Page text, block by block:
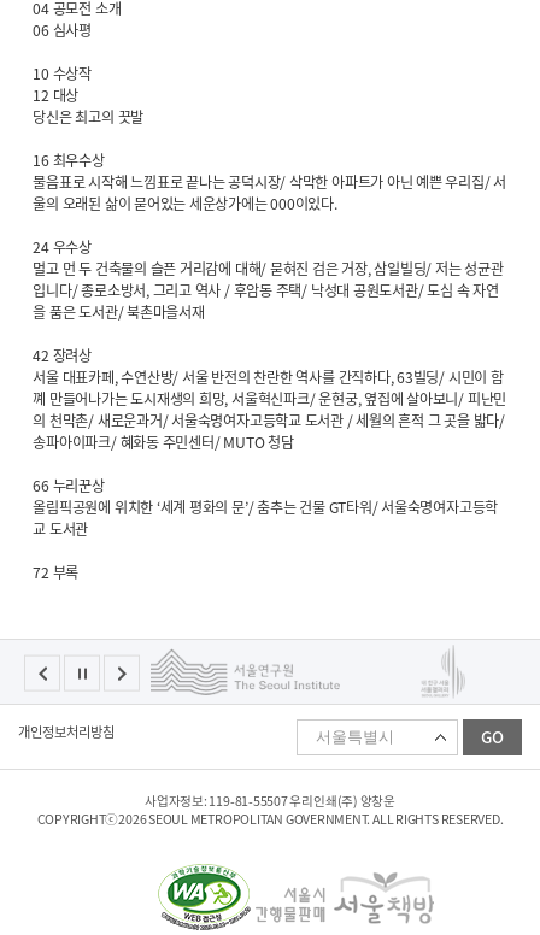
04 공모전 소개
06 심사평
10 수상작
12 대상
당신은 최고의 끗발
16 최우수상
물음표로 시작해 느낌표로 끝나는 공덕시장/ 삭막한 아파트가 아닌 예쁜 우리집/ 서
울의 오래된 삶이 묻어있는 세운상가에는 000이있다.
24 우수상
멀고 먼 두 건축물의 슬픈 거리감에 대해/ 묻혀진 검은 거장, 삼일빌딩/ 저는 성균관
입니다/ 종로소방서, 그리고 역사 / 후암동 주택/ 낙성대 공원도서관/ 도심 속 자연
을 품은 도서관/ 북촌마을서재
42 장려상
서울 대표카페, 수연산방/ 서울 반전의 찬란한 역사를 간직하다, 63빌딩/ 시민이 함
꼐 만들어나가는 도시재생의 희망, 서울혁신파크/ 운현궁, 옆집에 살아보니/ 피난민
의 천막촌/ 새로운과거/ 서울숙명여자고등학교 도서관 / 세월의 흔적 그 곳을 밟다/
송파아이파크/ 혜화동 주민센터/ MUTO 청담
66 누리꾼상
올림픽공원에 위치한 ‘세계 평화의 문’/ 춤추는 건물 GT타워/ 서울숙명여자고등학
교 도서관
72 부록
개인정보처리방침
패
리
이
트
선
GO
사업자정보: 119-81-55507 우리인쇄(주) 양창운
COPYRIGHTⓒ2026 SEOUL METROPOLITAN GOVERNMENT. ALL RIGHTS RESERVED.